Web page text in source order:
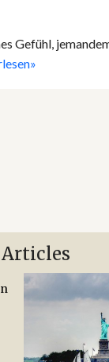
Gefühl,